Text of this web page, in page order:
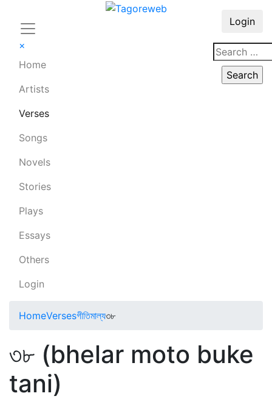
×
Home
Artists
Verses
Songs
Novels
Stories
Plays
Essays
Others
Login
Login
HomeVersesগীতিমাল্য৩৮
৩৮ (bhelar moto buke
tani)